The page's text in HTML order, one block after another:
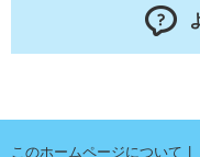
このホームページについて